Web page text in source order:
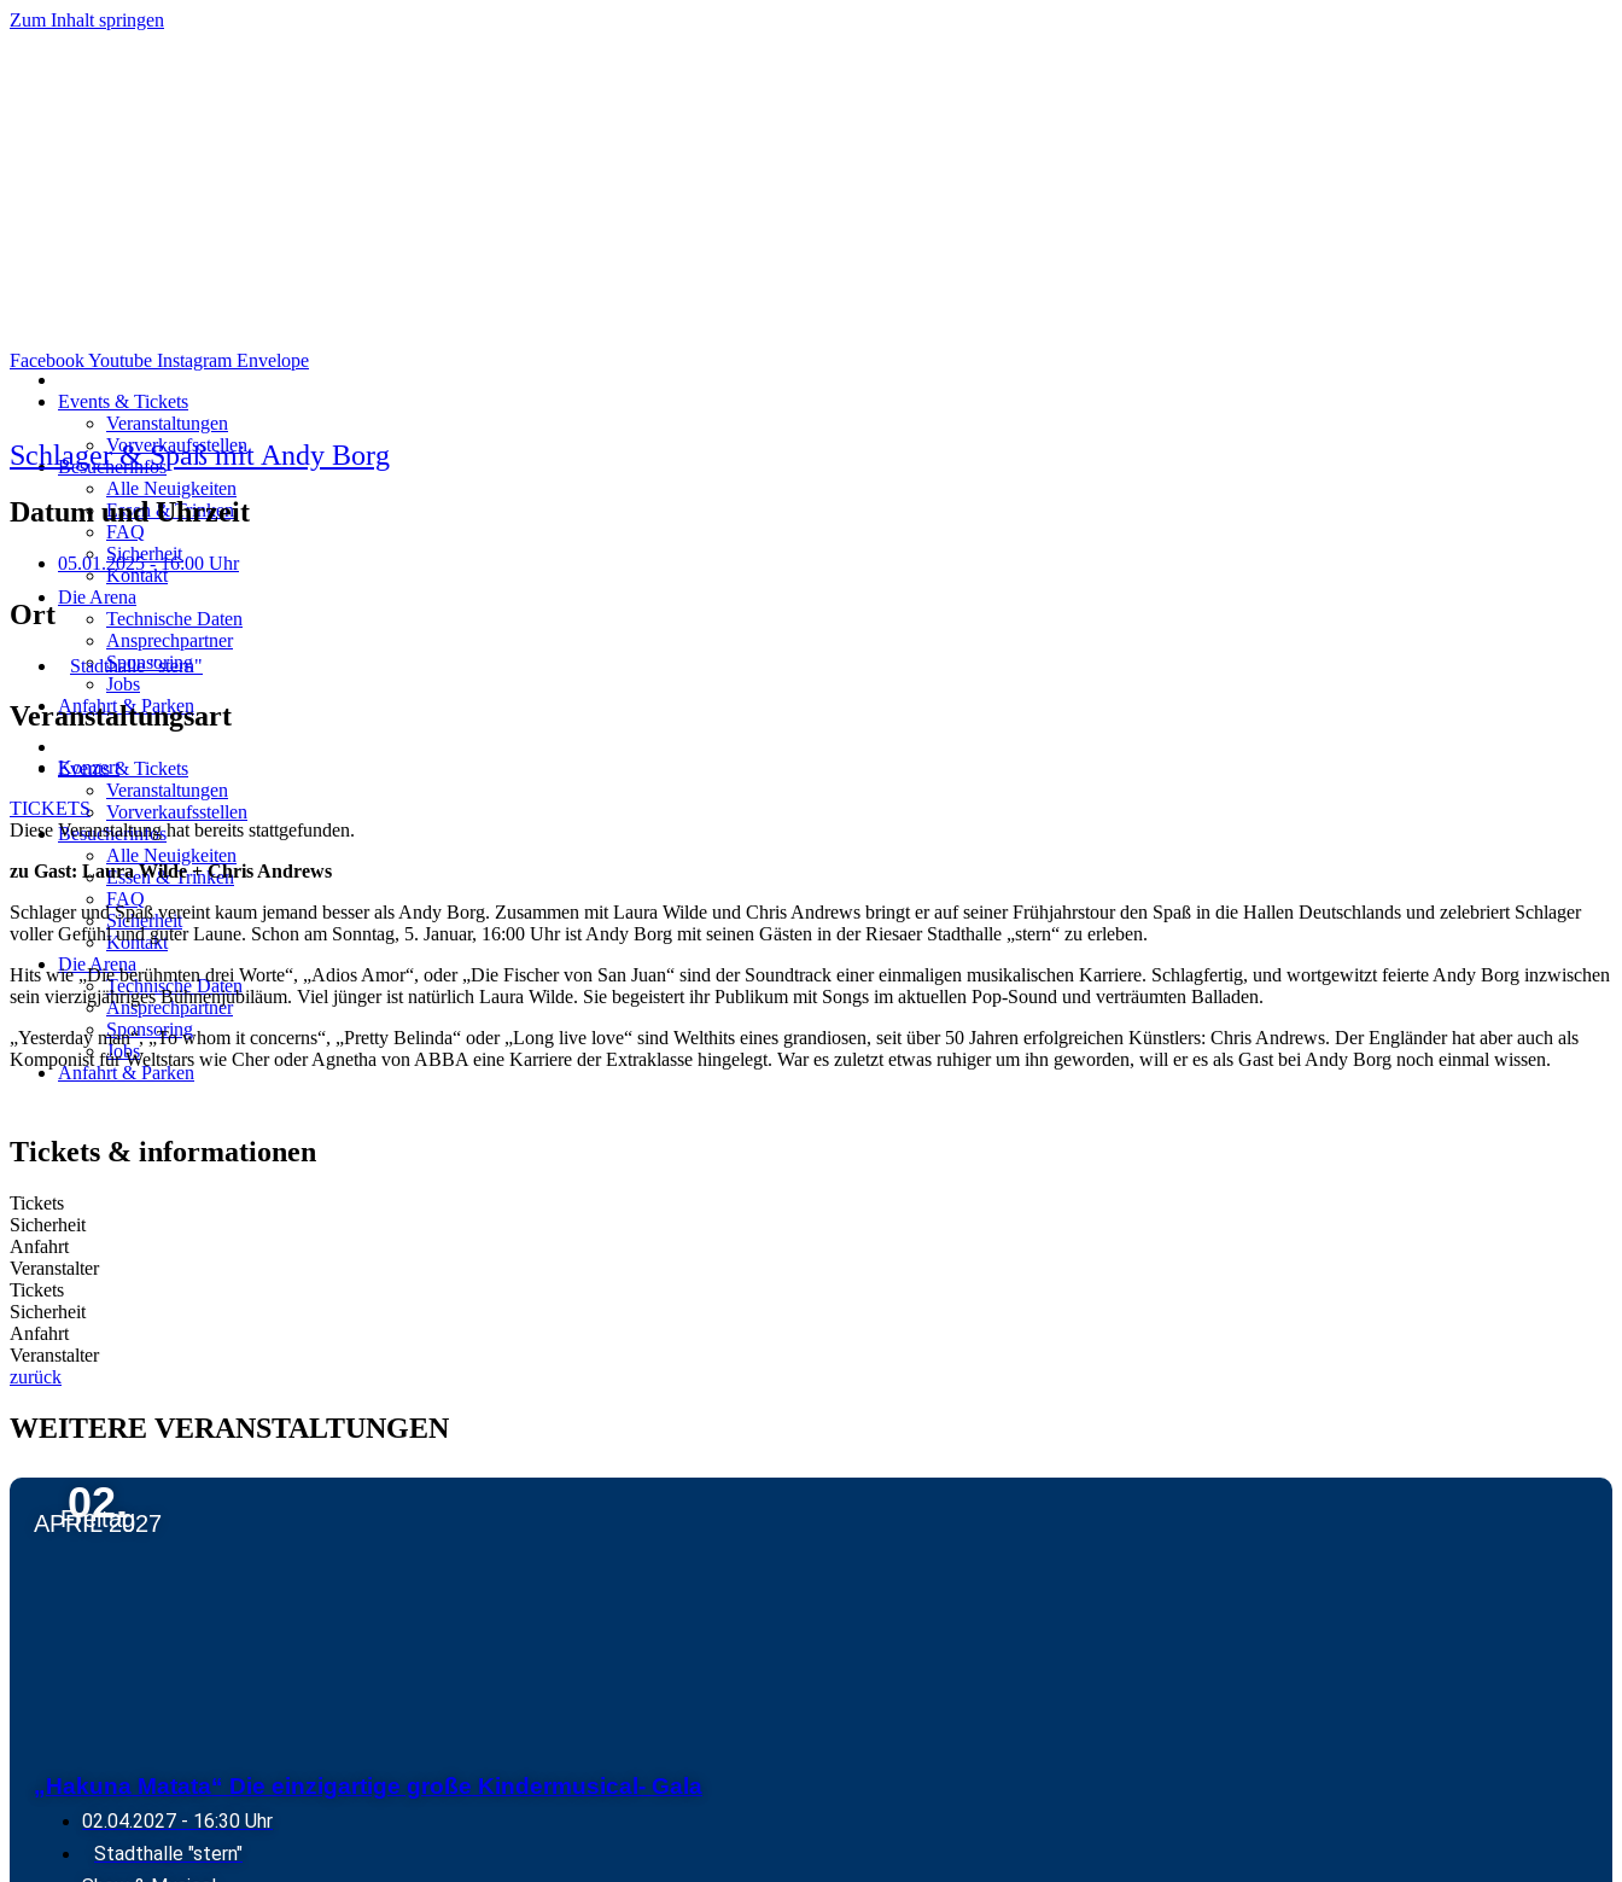
Zum Inhalt springen
Events & Tickets
Veranstaltungen
Vorverkaufsstellen
Besucherinfos
Alle Neuigkeiten
Essen & Trinken
FAQ
Sicherheit
Kontakt
Die Arena
Technische Daten
Ansprechpartner
Sponsoring
Jobs
Anfahrt & Parken
Events & Tickets
Veranstaltungen
Vorverkaufsstellen
Besucherinfos
Alle Neuigkeiten
Essen & Trinken
FAQ
Sicherheit
Kontakt
Die Arena
Technische Daten
Ansprechpartner
Sponsoring
Jobs
Anfahrt & Parken
FacebookYoutube Instagram Envelope
Schlager & Spaß mit Andy Borg
Datum und Uhrzeit
05.01.2025- 16:00 Uhr
Ort
Stadthalle "stern"
Veranstaltungsart
Konzert
TICKETS
Diese Veranstaltung hat bereits stattgefunden.
zu Gast: Laura Wilde + Chris Andrews
Schlager und Spaß vereint kaum jemand besser als Andy Borg. Zusammen mit Laura Wilde und Chris Andrews bringt er auf seiner Frühjahrstour den Spaß in die Hallen Deutschlands und zelebriert Schlager
voller Gefühl und guter Laune. Schon am Sonntag, 5. Januar, 16:00 Uhr ist Andy Borg mit seinen Gästen in der Riesaer Stadthalle „stern“ zu erleben.
Hits wie „Die berühmten drei Worte“, „Adios Amor“, oder „Die Fischer von San Juan“ sind der Soundtrack einer einmaligen musikalischen Karriere. Schlagfertig, und wortgewitzt feierte Andy Borg inzwischen
sein vierzigjähriges Bühnenjubiläum. Viel jünger ist natürlich Laura Wilde. Sie begeistert ihr Publikum mit Songs im aktuellen Pop-Sound und verträumten Balladen.
„Yesterday man“, „To whom it concerns“, „Pretty Belinda“ oder „Long live love“ sind Welthits eines grandiosen, seit über 50 Jahren erfolgreichen Künstlers: Chris Andrews. Der Engländer hat aber auch als
Komponist für Weltstars wie Cher oder Agnetha von ABBA eine Karriere der Extraklasse hingelegt. War es zuletzt etwas ruhiger um ihn geworden, will er es als Gast bei Andy Borg noch einmal wissen.
Tickets & informationen
Tickets
Sicherheit
Anfahrt
Veranstalter
Tickets
Sicherheit
Anfahrt
Veranstalter
zurück
WEITERE VERANSTALTUNGEN
02.
APRIL 2027
Freitag
„Hakuna Matata“ Die einzigartige große Kindermusical- Gala
02.04.2027 - 16:30 Uhr
Stadthalle "stern"